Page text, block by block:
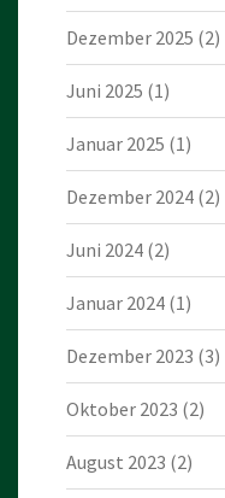
Dezember 2025 (2)
Juni 2025 (1)
Januar 2025 (1)
Dezember 2024 (2)
Juni 2024 (2)
Januar 2024 (1)
Dezember 2023 (3)
Oktober 2023 (2)
August 2023 (2)